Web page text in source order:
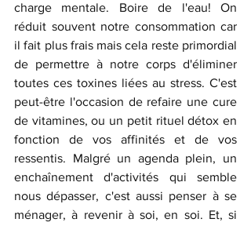
charge mentale. Boire de l'eau! On
réduit souvent notre consommation car
il fait plus frais mais cela reste primordial
de permettre à notre corps d'éliminer
toutes ces toxines liées au stress. C'est
peut-être l'occasion de refaire une cure
de vitamines, ou un petit rituel détox en
fonction de vos affinités et de vos
ressentis. Malgré un agenda plein, un
enchaînement d'activités qui semble
nous dépasser, c'est aussi penser à se
ménager, à revenir à soi, en soi. Et, si